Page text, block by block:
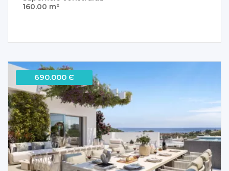
160.00 m²
690.000 Є